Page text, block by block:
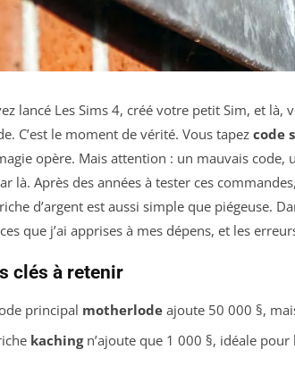
lancé Les Sims 4, créé votre petit Sim, et
C’est le moment de vérité. Vous tapez code
opère. Mais attention : un mauvais code,
là. Après des années à tester ces
d’argent est aussi simple que piégeuse.
que j’ai apprises à mes dépens, et les
clés à retenir
principal motherlodeajoute 50 000 §,
kachingn’ajoute que 1 000 §, idéale pour